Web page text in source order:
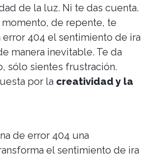
de la luz. Ni te das cuenta.
momento, de repente, te
404 el sentimiento de ira
manera inevitable. Te da
sólo sientes frustración.
por la creatividad y la
de error 404 una
el sentimiento de ira